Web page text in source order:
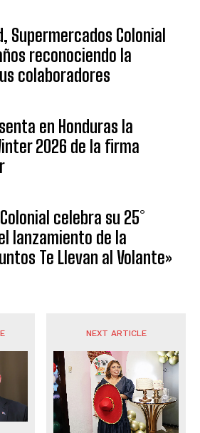
Supermercados Colonial
reconociendo la
colaboradores
en Honduras la
2026 de la firma
celebra su 25°
lanzamiento de la
Te Llevan al Volante»
NEXT ARTICLE